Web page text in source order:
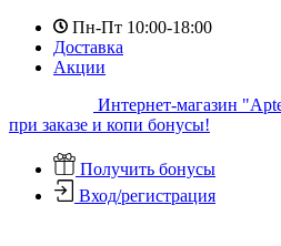
Пн-Пт 10:00-18:00
Доставка
Акции
Интернет-магазин
при заказе и копи бонусы!
Получить бонусы
Вход/регистрация